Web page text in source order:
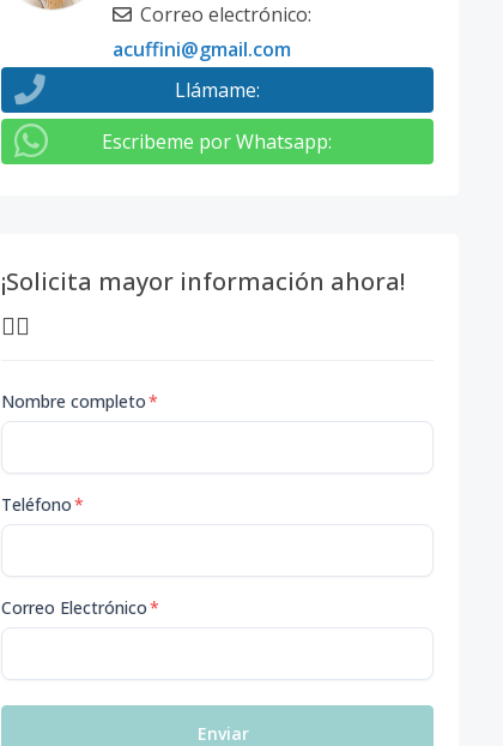
Correo electrónico:
acuffini@gmail.com
Llámame:
Escribeme por Whatsapp:
¡Solicita mayor información ahora!
👇🏽
Nombre completo*
Teléfono*
Correo Electrónico*
Enviar